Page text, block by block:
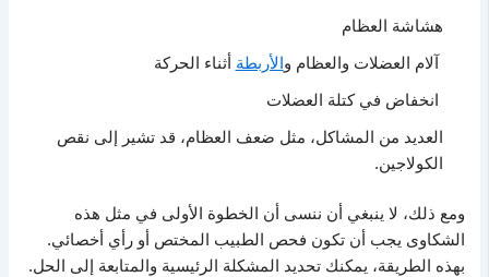
هشاشة العظام
آلام العضلات والعظام و الأربطة أثناء الحركة
انخفاض في كتلة العضلات
العديد من المشاكل، مثل ضعف العظام، قد تشير إلى نقص
الكولاجين.
ومع ذلك، لا ينبغي أن ننسى أن الخطوة الأولى في مثل هذه
الشكاوى يجب أن تكون فحص الطبيب المختص أو رأي أخصائي.
بهذه الطريقة، يمكنك تحديد المشكلة الرئيسية والمتابعة إلى الحل.